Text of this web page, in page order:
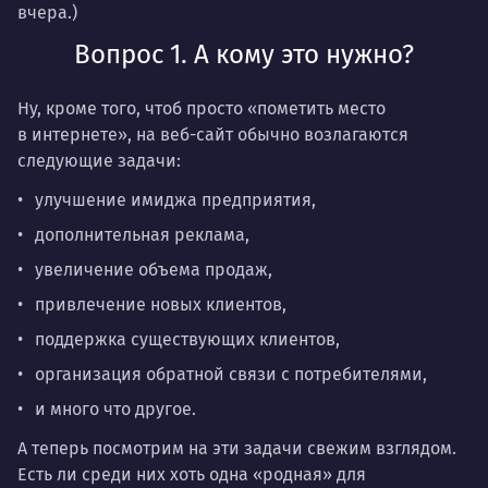
вчера.)
Вопрос 1. А кому это нужно?
Ну, кроме того, чтоб просто «пометить место
в интернете», на веб-сайт обычно возлагаются
следующие задачи:
улучшение имиджа предприятия,
дополнительная реклама,
увеличение объема продаж,
привлечение новых клиентов,
поддержка существующих клиентов,
организация обратной связи с потребителями,
и много что другое.
А теперь посмотрим на эти задачи свежим взглядом.
Есть ли среди них хоть одна «родная» для